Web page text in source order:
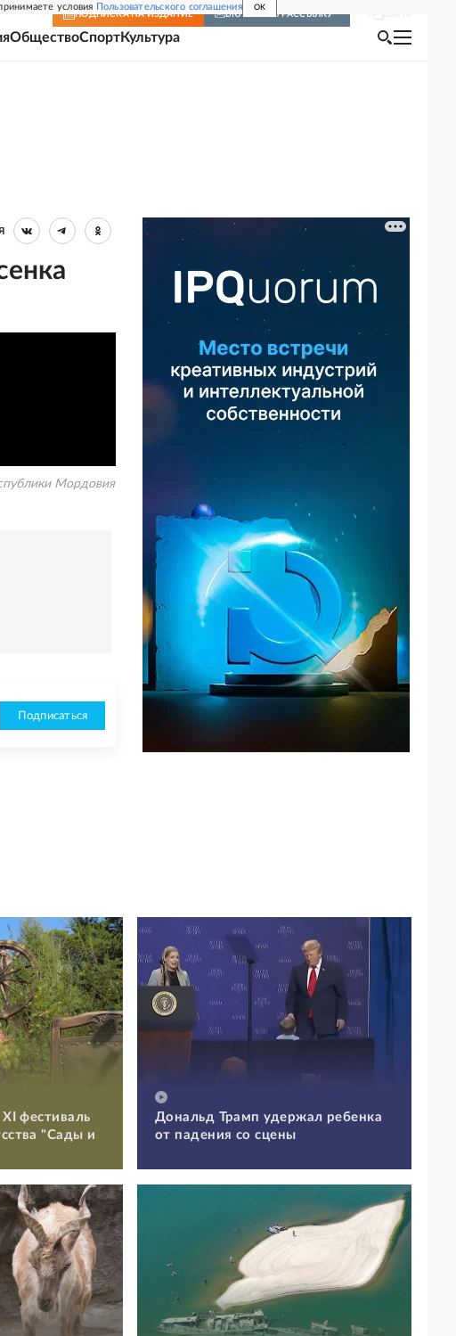
условия Пользовательского соглашения OK
ПОДПИСКА НА ИЗДАНИЕ ВКЛЮЧИТЬ РАССЫЛКУ
ОбществоСпортКультура
Мордовия
Подписаться
фестиваль
"Сады и
Дональд Трамп удержал ребенка
от падения со сцены